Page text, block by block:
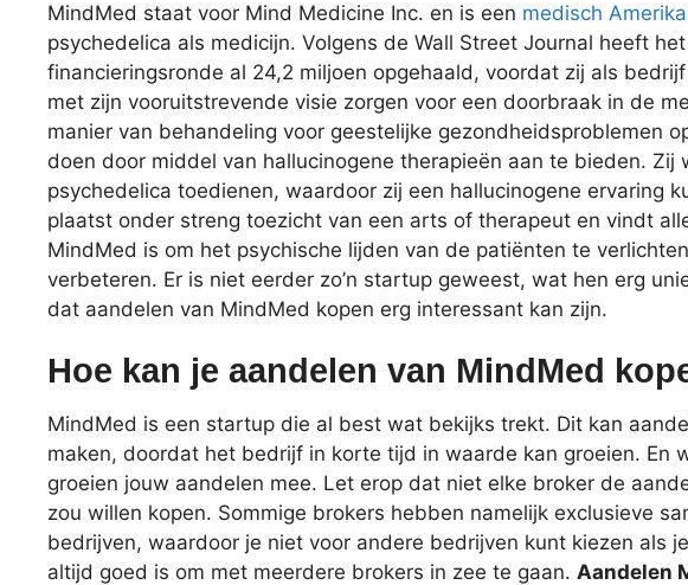
MindMed staat voor Mind Medicine Inc. en is een medisch
psychedelica als medicijn. Volgens de Wall Street Journal heeft
financieringsronde al 24,2 miljoen opgehaald, voordat zij als
met zijn vooruitstrevende visie zorgen voor een doorbraak in de
manier van behandeling voor geestelijke gezondheidsproblemen
doen door middel van hallucinogene therapieën aan te bieden. Zij
psychedelica toedienen, waardoor zij een hallucinogene ervaring
plaatst onder streng toezicht van een arts of therapeut en vindt
MindMed is om het psychische lijden van de patiënten te
verbeteren. Er is niet eerder zo’n startup geweest, wat hen erg
dat aandelen van MindMed kopen erg interessant kan zijn.
Hoe kan je aandelen van MindMed
MindMed is een startup die al best wat bekijks trekt. Dit kan
maken, doordat het bedrijf in korte tijd in waarde kan groeien. En
groeien jouw aandelen mee. Let erop dat niet elke broker de
zou willen kopen. Sommige brokers hebben namelijk exclusieve
bedrijven, waardoor je niet voor andere bedrijven kunt kiezen als
altijd goed is om met meerdere brokers in zee te gaan. Aandelen